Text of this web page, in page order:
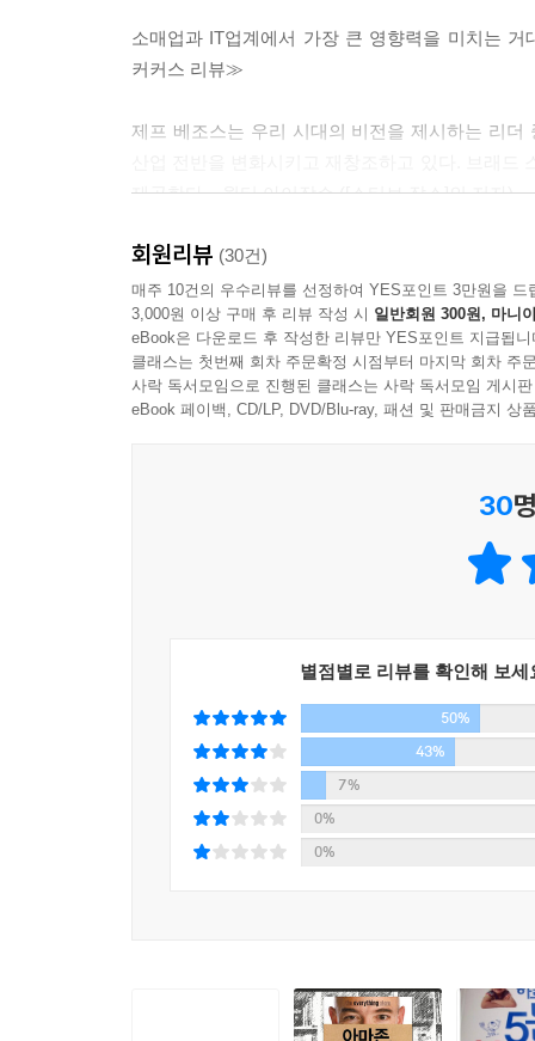
불평하는지, 그 원인은 어디에서 비롯되었는지,
장기적인 안목을 바탕으로 한 경영도 차별화되는
4,000만 달러였다. 그러나 베조스의 장기적인
아마존에서 일했던 때가 자신의 경력에서 가장 생
“다들 아마존에서 일하는 것이 얼마나 힘든지 알
정도입니다. 저는 특허를 냈고 혁신을 계속 이루
아마존은 문짝으로 만든 책상을 사용하는 기업
포장하기 위해 문을 개조한 책상을 만들어 썼는
안에 회사를 성장시키자는 목표를 직원들에게
새로운 제품을 개발할 때 반드시 필요한 생산적
이외에도 이 책은 아마존이 지금까지 어떻게
승리했는지 등 아마존과 제프 베조스의 모든 이
스티브 잡스를 능가하는 최후의 ‘천재 기술 CEO’
그의 담대한 꿈과 성공 비결은 무엇인가?
“아마존은 달까지 뻗어나갈 거예요”
스티브 잡스, 빌 게이츠, 마크 주커버그 같은
비공개를 원칙으로 하고, 제프 베조스 자신도
바꿔놓았고, 인터넷 시대의 기업이 무엇인지 정
소매업과 IT업계에서 가장 큰 영향력을 미치는
커커스 리뷰≫
제프 베조스는 우리 시대의 비전을 제시하는 리
제공한다. _월터 아이작슨 ([스티브 잡스]의 저자)
이 책은 새로운 디지털 경제의 역동성을 이해하
사본 적이 있는 사람이라면 반드시 읽어야 할 책이
신세대 사업가들에게 주는 선물 같은 책이다. _≪
브래드 스톤의 작품은 제프 베조스도 높이 평가
회원리뷰 (30건)
매주 10건의 우수리뷰를 선정하여 YES포인트 3만원을 드
3,000원 이상 구매 후 리뷰 작성 시 일반회원 300원, 마니
eBook은 다운로드 후 작성한 리뷰만 YES포인트 지급됩니
클래스는 첫번째 회차 주문확정 시점부터 마지막 회차 주
사락 독서모임으로 진행된 클래스는 사락 독서모임 게시
eBook 페이백, CD/LP, DVD/Blu-ray, 패션 및 판매금지 상
30
별점별로 리뷰를 확인해 보세
50%
43%
7%
0%
0%